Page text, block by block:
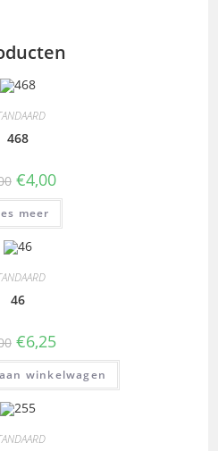
468
€4,00
meer
46
€6,25
winkelwagen